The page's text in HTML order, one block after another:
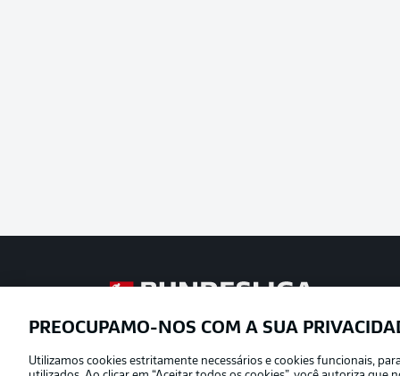
Football as it’s meant to be
Oferecido por
PREOCUPAMO-NOS COM A SUA
Utilizamos cookies estritamente necessários e cookies funcionais,